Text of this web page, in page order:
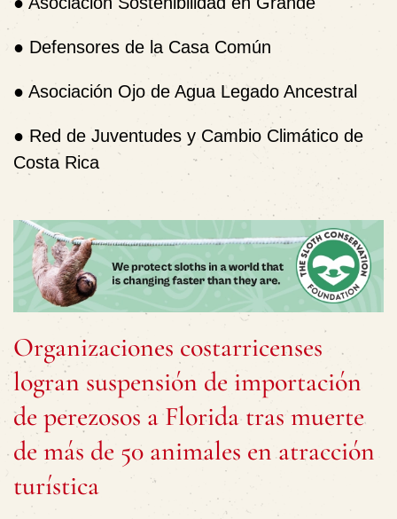
● Defensores de la Casa Común
● Asociación Ojo de Agua Legado Ancestral
● Red de Juventudes y Cambio Climático de
Costa Rica
Organizaciones costarricenses
logran suspensión de importación
de perezosos a Florida tras muerte
de más de 50 animales en atracción
turística